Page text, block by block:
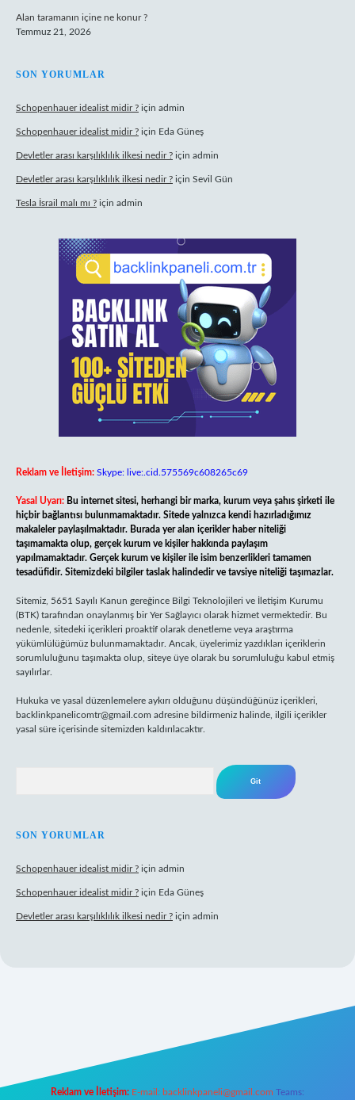
Alan taramanın içine ne konur ?
Temmuz 21, 2026
SON YORUMLAR
Schopenhauer idealist midir ? için admin
Schopenhauer idealist midir ? için Eda Güneş
Devletler arası karşılıklılık ilkesi nedir ? için admin
Devletler arası karşılıklılık ilkesi nedir ? için Sevil Gün
Tesla İsrail malı mı ? için admin
Reklam ve İletişim: Skype: live:.cid.575569c608265c69
Yasal Uyarı: Bu internet sitesi, herhangi bir marka, kurum veya şahıs şirketi ile
hiçbir bağlantısı bulunmamaktadır. Sitede yalnızca kendi hazırladığımız
makaleler paylaşılmaktadır. Burada yer alan içerikler haber niteliği
taşımamakta olup, gerçek kurum ve kişiler hakkında paylaşım
yapılmamaktadır. Gerçek kurum ve kişiler ile isim benzerlikleri tamamen
tesadüfidir. Sitemizdeki bilgiler taslak halindedir ve tavsiye niteliği taşımazlar.
Sitemiz, 5651 Sayılı Kanun gereğince Bilgi Teknolojileri ve İletişim Kurumu
(BTK) tarafından onaylanmış bir Yer Sağlayıcı olarak hizmet vermektedir. Bu
nedenle, sitedeki içerikleri proaktif olarak denetleme veya araştırma
yükümlülüğümüz bulunmamaktadır. Ancak, üyelerimiz yazdıkları içeriklerin
sorumluluğunu taşımakta olup, siteye üye olarak bu sorumluluğu kabul etmiş
sayılırlar.
Hukuka ve yasal düzenlemelere aykırı olduğunu düşündüğünüz içerikleri,
backlinkpanelicomtr@gmail.com adresine bildirmeniz halinde, ilgili içerikler
yasal süre içerisinde sitemizden kaldırılacaktır.
SON YORUMLAR
Schopenhauer idealist midir ? için admin
Schopenhauer idealist midir ? için Eda Güneş
Devletler arası karşılıklılık ilkesi nedir ? için admin
Reklam ve İletişim: E-mail: backlinkpaneli@gmail.com Teams: